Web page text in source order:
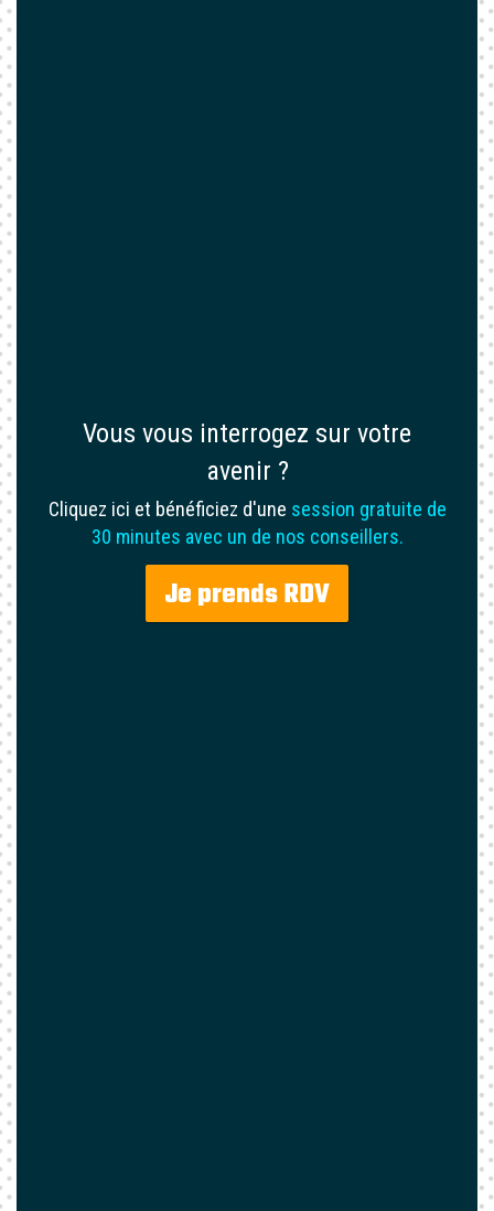
Vous vous interrogez sur votre
avenir ?
Cliquez ici et bénéficiez d'une session gratuite de
30 minutes avec un de nos conseillers.
Je prends RDV